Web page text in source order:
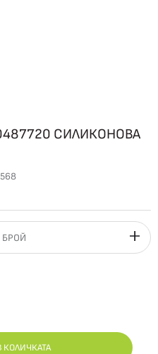
СИЛИКОНОВА
БРОЙ
КОЛИЧКАТА